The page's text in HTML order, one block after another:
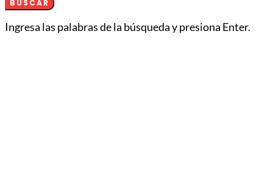
BUSCAR
Ingresa las palabras de la búsqueda y presiona Enter.